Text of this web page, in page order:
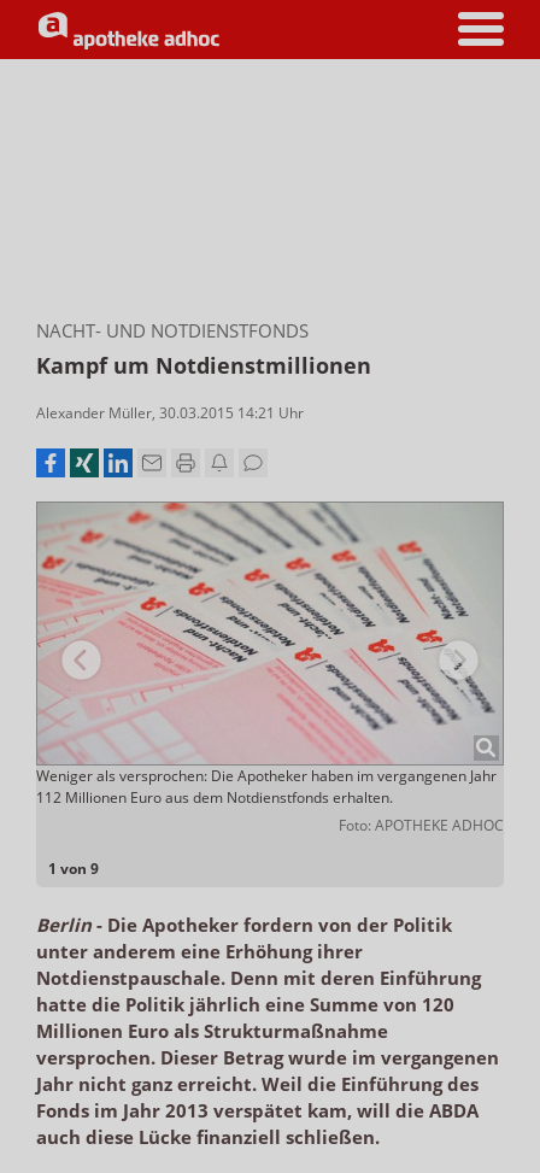
NACHT- UND NOTDIENSTFONDS
Kampf um Notdienstmillionen
Alexander Müller, 30.03.2015 14:21 Uhr
1 von 9
Weniger als versprochen: Die Apotheker haben im vergangenen Jahr
112 Millionen Euro aus dem Notdienstfonds erhalten.
Foto: APOTHEKE ADHOC
Berlin- Die Apotheker fordern von der Politik
unter anderem eine Erhöhung ihrer
Notdienstpauschale. Denn mit deren Einführung
hatte die Politik jährlich eine Summe von 120
Millionen Euro als Strukturmaßnahme
versprochen. Dieser Betrag wurde im vergangenen
Jahr nicht ganz erreicht. Weil die Einführung des
Fonds im Jahr 2013 verspätet kam, will die ABDA
auch diese Lücke finanziell schließen.